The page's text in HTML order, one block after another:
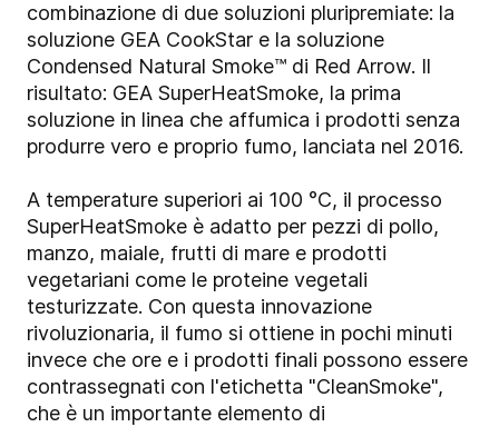
combinazione di due soluzioni pluripremiate: la
soluzione GEA CookStar e la soluzione
Condensed Natural Smoke™ di Red Arrow. Il
risultato: GEA SuperHeatSmoke, la prima
soluzione in linea che affumica i prodotti senza
produrre vero e proprio fumo, lanciata nel 2016.
A temperature superiori ai 100 °C, il processo
SuperHeatSmoke è adatto per pezzi di pollo,
manzo, maiale, frutti di mare e prodotti
vegetariani come le proteine vegetali
testurizzate. Con questa innovazione
rivoluzionaria, il fumo si ottiene in pochi minuti
invece che ore e i prodotti finali possono essere
contrassegnati con l'etichetta "CleanSmoke",
che è un importante elemento di